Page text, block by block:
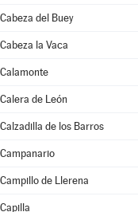
Cabeza del Buey
Cabeza la Vaca
Calamonte
Calera de León
Calzadilla de los Barros
Campanario
Campillo de Llerena
Capilla